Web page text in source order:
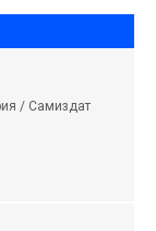
/ Самиздат